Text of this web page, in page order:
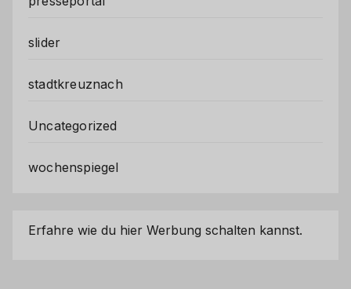
slider
stadtkreuznach
Uncategorized
wochenspiegel
Erfahre wie du hier Werbung schalten kannst.